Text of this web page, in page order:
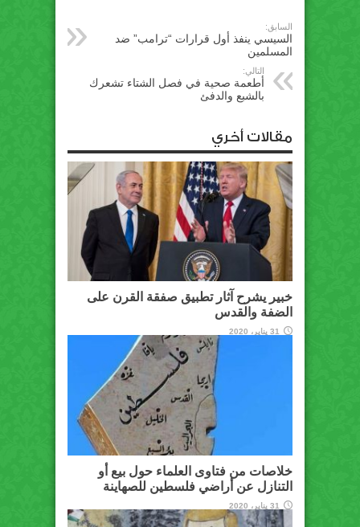
السابق:
السيسي ينفذ أول قرارات “ترامب” ضد
المسلمين
التالي:
أطعمة صحية في فصل الشتاء تشعرك
بالشبع والدفئ
مقالات أخري
خبير يشرح آثار تطبيق صفقة القرن على
الضفة والقدس
31 يناير، 2020
خلاصات من فتاوى العلماء حول بيع أو
التنازل عن أراضي فلسطين للصهاينة
31 يناير، 2020